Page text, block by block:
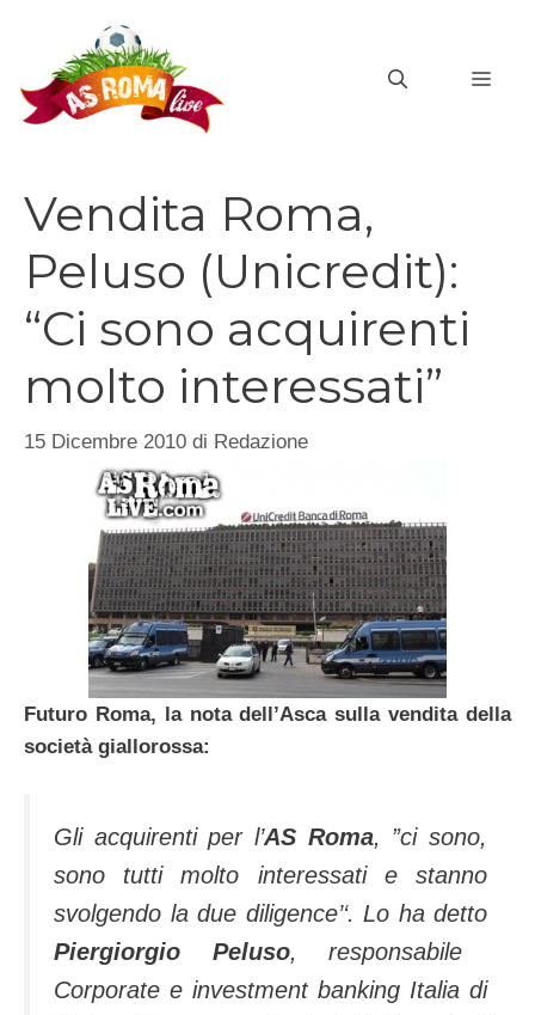
contenuto
Vendita Roma,
Peluso (Unicredit):
“Ci sono acquirenti
molto interessati”
15 Dicembre 2010 di Redazione
Futuro Roma, la nota dell’Asca sulla vendita della
società giallorossa:
Gli acquirenti per l’AS Roma, ”ci sono,
sono tutti molto interessati e stanno
svolgendo la due diligence’‘. Lo ha detto
Piergiorgio Peluso, responsabile
Corporate e investment banking Italia di